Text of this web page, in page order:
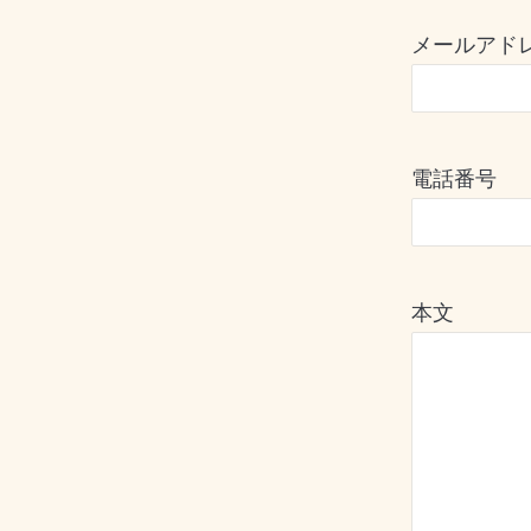
メールアド
電話番号
本文